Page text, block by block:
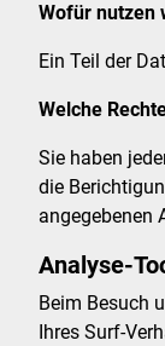
Wofür nutzen
Ein Teil der
Welche
Sie haben
die
angegebenen
Analyse-
Beim Besuch
Ihres Surf-